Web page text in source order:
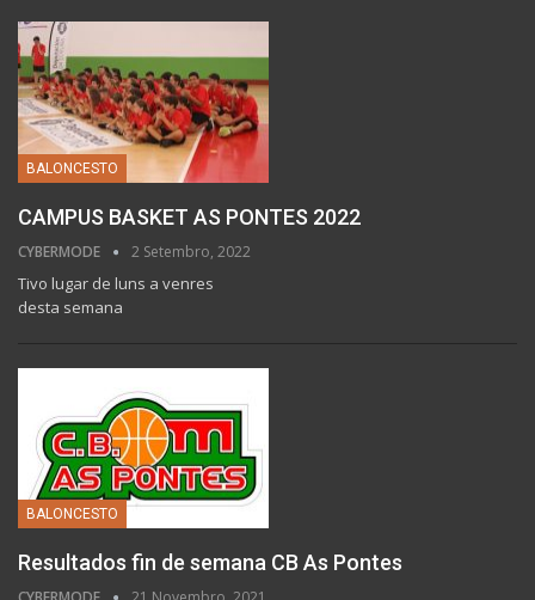
BALONCESTO
CAMPUS BASKET AS PONTES 2022
CYBERMODE 2 Setembro, 2022
Tivo lugar de luns a venres
desta semana
BALONCESTO
Resultados fin de semana CB As Pontes